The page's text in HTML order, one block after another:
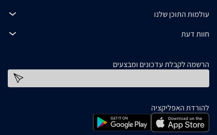
עולמות התוכן שלנו
חוות דעת
הרשמה לקבלת עדכונים ומבצעים
להורדת האפליקציה